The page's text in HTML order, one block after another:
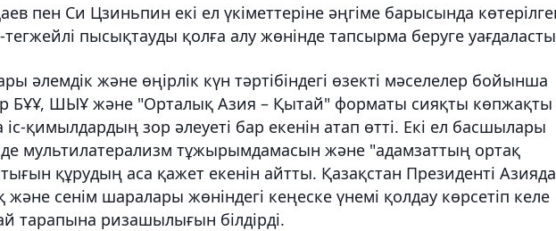
пен Си Цзиньпин екі ел үкіметтеріне әңгіме барысында
пысықтауды қолға алу жөнінде тапсырма беруге
әлемдік және өңірлік күн тәртібіндегі өзекті мәселелер бойынша
БҰҰ, ШЫҰ және "Орталық Азия – Қытай" форматы сияқты көпжақты
қимылдардың зор әлеуеті бар екенін атап өтті. Екі ел басшылары
мультилатерализм тұжырымдамасын және "адамзаттың ортақ
құрудың аса қажет екенін айтты. Қазақстан Президенті
сенім шаралары жөніндегі кеңеске үнемі қолдау көрсетіп келе
тарапына ризашылығын білдірді.